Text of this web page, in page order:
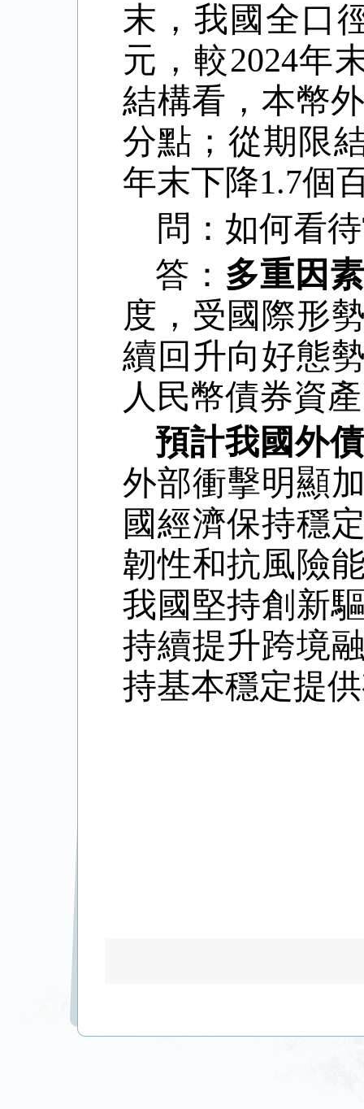
末，我國全口
元，較2024年
結構看，本幣
分點；從期限
年末下降1.7個
問：如何看
答： 多重因
度，受國際形
續回升向好態
人民幣債券資
預計我國外
外部衝擊明顯
國經濟保持穩
韌性和抗風險
我國 堅持創新
持續提升跨境
持基本穩定提